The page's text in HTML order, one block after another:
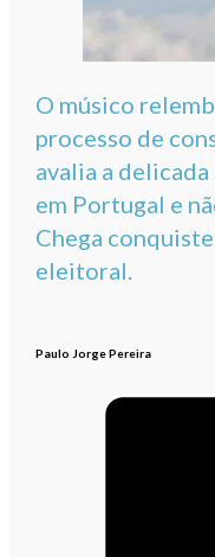
O músico
processo de
avalia a
em Portugal e
Chega
eleitoral.
Paulo Jorge Pereira